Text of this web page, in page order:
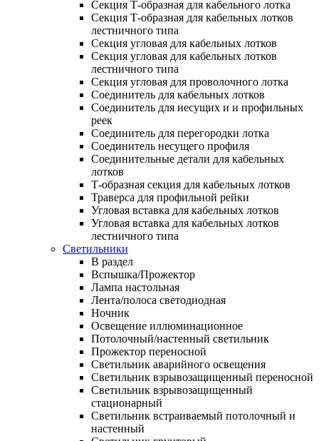
Секция Т-образная для кабельного лотка
Секция Т-образная для кабельных лотков
лестничного типа
Секция угловая для кабельных лотков
Секция угловая для кабельных лотков
лестничного типа
Секция угловая для проволочного лотка
Соединитель для кабельных лотков
Соединитель для несущих и и профильных
реек
Соединитель для перегородки лотка
Соединитель несущего профиля
Соединительные детали для кабельных
лотков
Т-образная секция для кабельных лотков
Траверса для профильной рейки
Угловая вставка для кабельных лотков
Угловая вставка для кабельных лотков
лестничного типа
Светильники
В раздел
Вспышка/Прожектор
Лампа настольная
Лента/полоса светодиодная
Ночник
Освещение иллюминационное
Потолочный/настенный светильник
Прожектор переносной
Светильник аварийного освещения
Светильник взрывозащищенный переносной
Светильник взрывозащищенный
стационарный
Светильник встраиваемый потолочный и
настенный